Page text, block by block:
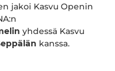
jakoi Kasvu Openin
yhdessä Kasvu
kanssa.